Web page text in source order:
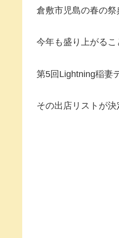
倉敷市児島の春の祭
今年も盛り上がる
第5回Lightning稲妻
その出店リストが決